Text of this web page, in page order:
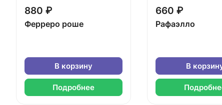
880 ₽
Ферреро роше
В корзину
Подробнее
660 ₽
Рафаэлло
В